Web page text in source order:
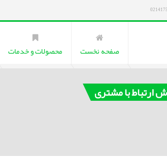
صفحه نخست محصولات و خدمات
ارتباط با مشتری